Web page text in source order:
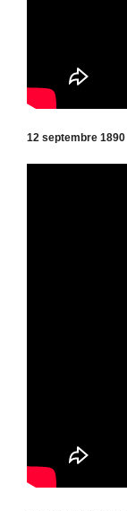
12 septembre 1890